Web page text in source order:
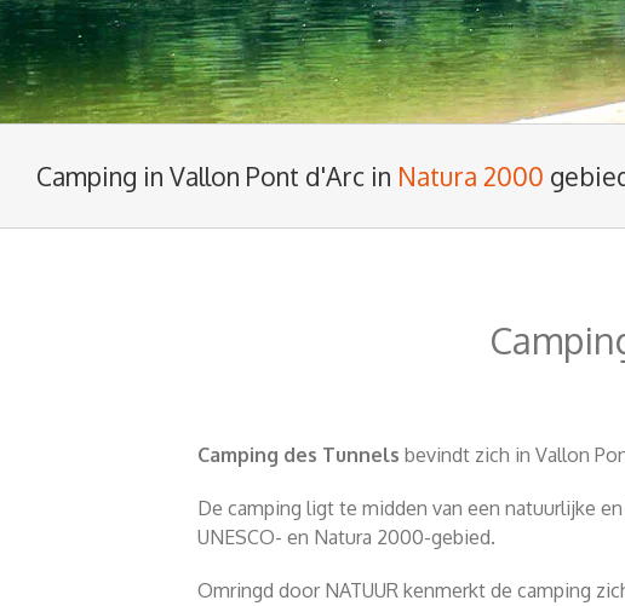
Camping in Vallon Pont d'Arc in Natura 2000
Camping des Tunnels bevindt zich in Vallon
De camping ligt te midden van een natuurlijke
UNESCO- en Natura 2000-gebied.
Omringd door NATUUR kenmerkt de camping